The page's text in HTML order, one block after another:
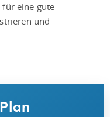
für eine gute
und